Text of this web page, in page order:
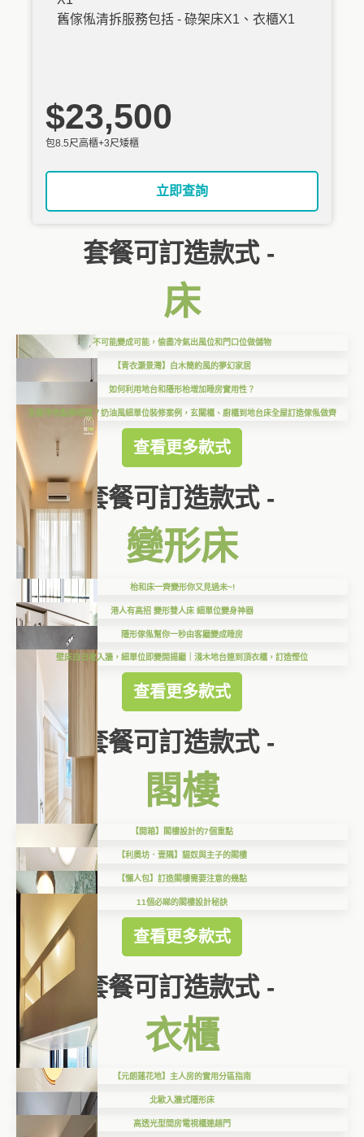
舊傢俬清拆服務包括 - 碌架床X1、衣櫃X1
$23,500
包8.5尺高櫃+3尺矮櫃
立即查詢
套餐可訂造款式 -
床
不可能變成可能，偷盡冷氣出風位和門口位做儲物
【青衣灝景灣】白木簡約風的夢幻家居
如何利用地台和隱形枱增加睡房實用性？
全屋淨色點解唔悶？奶油風細單位裝修案例，玄關櫃、廚櫃到地台床全屋訂造傢俬做齊
查看更多款式
套餐可訂造款式 -
變形床
枱和床一齊變形你又見過未~!
港人有高招 變形雙人床 細單位變身神器
隱形傢俬幫你一秒由客廳變成睡房
壁床白日收入牆，細單位即變開揚廳｜淺木地台連到頂衣櫃，訂造慳位
查看更多款式
套餐可訂造款式 -
閣樓
【開箱】閣樓設計的7個重點
【利奧坊．壹隅】貓奴與主子的閣樓
【懶人包】訂造閣樓需要注意的幾點
11個必睇的閣樓設計秘訣
查看更多款式
套餐可訂造款式 -
衣櫃
【元朗蓮花地】主人房的實用分區指南
北歐入牆式隱形床
高透光型間房電視櫃連趟門